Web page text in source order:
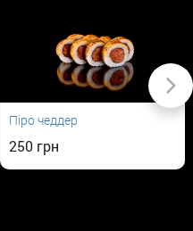
Піро чеддер
250